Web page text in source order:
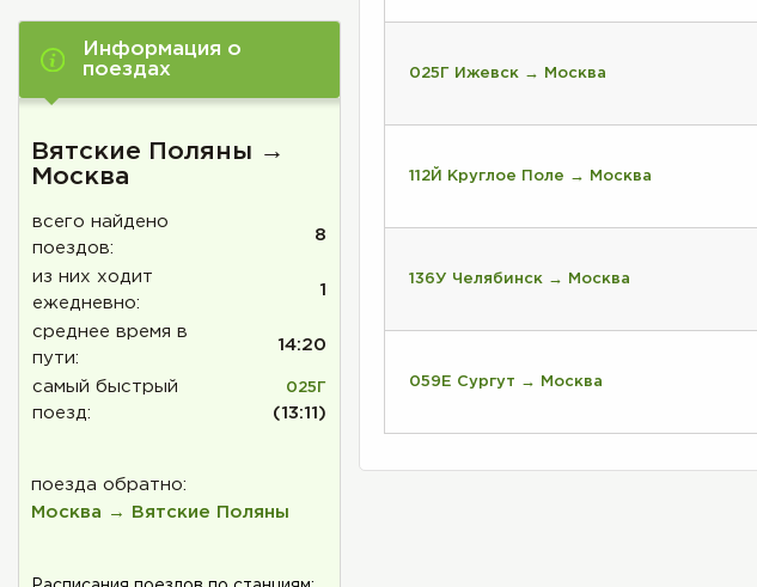
Информация о
поездах
Вятские Поляны →
Москва
всего найдено
поездов:
8
из них ходит
ежедневно:
1
среднее время в
пути:
14:20
самый быстрый
поезд:
025Г
(13:11)
поезда обратно:
Москва → Вятские Поляны
025Г Ижевск → Москва
112Й Круглое Поле → Москва
136У Челябинск → Москва
059Е Сургут → Москва